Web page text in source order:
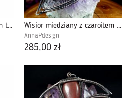
Miedziany wisior z kwarcem tytanowym Wisior miedziany z czaroitem i kyanitem.
AnnaPdesign
285,00 zł